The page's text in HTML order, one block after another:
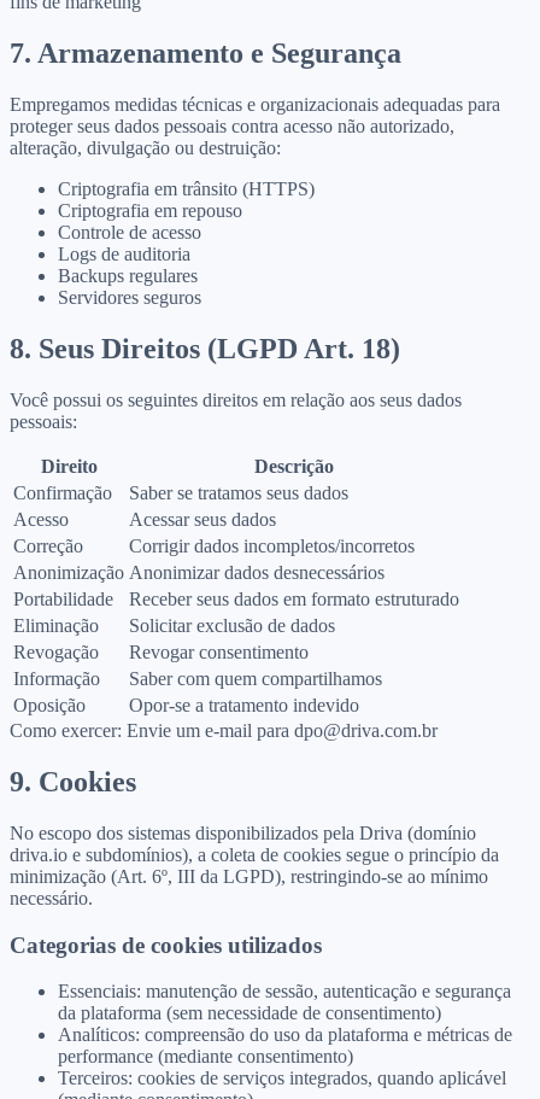
7. Armazenamento e Segurança
Empregamos medidas técnicas e organizacionais adequadas para
proteger seus dados pessoais contra acesso não autorizado,
alteração, divulgação ou destruição:
Criptografia em trânsito (HTTPS)
Criptografia em repouso
Controle de acesso
Logs de auditoria
Backups regulares
Servidores seguros
8. Seus Direitos (LGPD Art. 18)
Você possui os seguintes direitos em relação aos seus dados
pessoais:
Direito
Descrição
Confirmação
Saber se tratamos seus dados
Acesso
Acessar seus dados
Correção
Corrigir dados incompletos/incorretos
Anonimização Anonimizar dados desnecessários
Portabilidade
Receber seus dados em formato estruturado
Eliminação
Solicitar exclusão de dados
Revogação
Revogar consentimento
Informação
Saber com quem compartilhamos
Oposição
Opor-se a tratamento indevido
Como exercer: Envie um e-mail para dpo@driva.com.br
9. Cookies
No escopo dos sistemas disponibilizados pela Driva (domínio
driva.io e subdomínios), a coleta de cookies segue o princípio da
minimização (Art. 6º, III da LGPD), restringindo-se ao mínimo
necessário.
Categorias de cookies utilizados
Essenciais: manutenção de sessão, autenticação e segurança
da plataforma (sem necessidade de consentimento)
Analíticos: compreensão do uso da plataforma e métricas de
performance (mediante consentimento)
Terceiros: cookies de serviços integrados, quando aplicável